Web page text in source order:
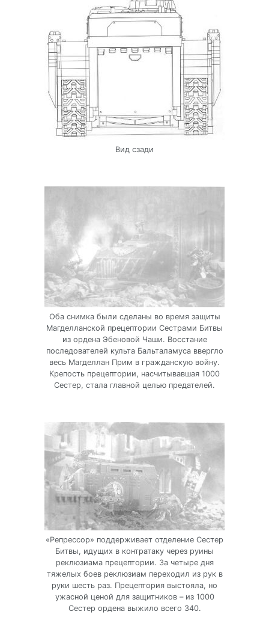
Вид сзади
Оба снимка были сделаны во время защиты
Магделланской прецептории Сестрами Битвы
из ордена Эбеновой Чаши. Восстание
последователей культа Бальталамуса ввергло
весь Магделлан Прим в гражданскую войну.
Крепость прецептории, насчитывавшая 1000
Сестер, стала главной целью предателей.
«Репрессор» поддерживает отделение Сестер
Битвы, идущих в контратаку через руины
реклюзиама прецептории. За четыре дня
тяжелых боев реклюзиам переходил из рук в
руки шесть раз. Прецептория выстояла, но
ужасной ценой для защитников – из 1000
Сестер ордена выжило всего 340.